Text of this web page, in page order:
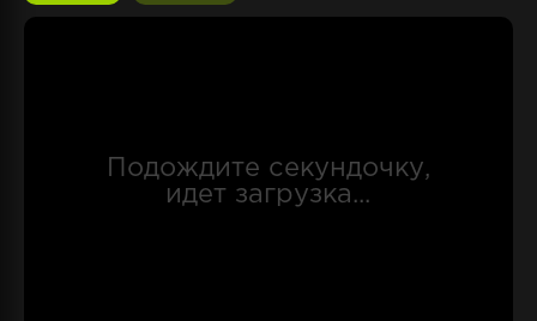
оттачивается, когда начинаешь играть в